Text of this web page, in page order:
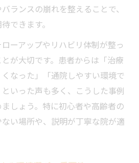
の継続に役立つ相談体制とは
で重視すべき院の対応ポイン
事故治療を受けるための比較
ランスの崩れを整えることで、
できます。
ーアップやリハビリ体制が整っ
が大切です。患者からは「治療
なった」「通院しやすい環境で
いった声も多く、こうした事例
しょう。特に初心者や高齢者の
い場所や、説明が丁寧な院が適